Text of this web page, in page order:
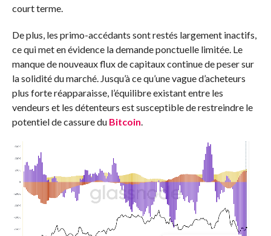
court terme.
De plus, les primo-accédants sont restés largement inactifs,
ce qui met en évidence la demande ponctuelle limitée. Le
manque de nouveaux flux de capitaux continue de peser sur
la solidité du marché. Jusqu’à ce qu’une vague d’acheteurs
plus forte réapparaisse, l’équilibre existant entre les
vendeurs et les détenteurs est susceptible de restreindre le
potentiel de cassure du Bitcoin.